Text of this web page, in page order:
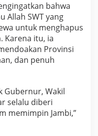
bahwa
Allah SWT yang
untuk menghapus
Karena itu, ia
Provinsi
dan penuh
Gubernur, Wakil
selalu diberi
memimpin Jambi,”